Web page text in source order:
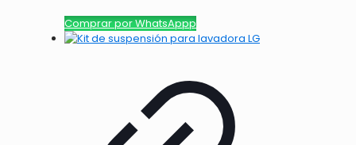
Comprar por WhatsAppp